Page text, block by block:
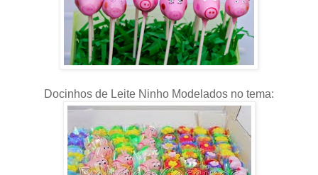
Docinhos de Leite Ninho Modelados no tema: